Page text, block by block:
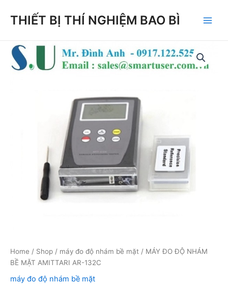
THIẾT BỊ THÍ NGHIỆM BAO BÌ
Home / Shop / máy đo độ nhám bề mặt / MÁY ĐO ĐỘ NHÁM
BỀ MẶT AMITTARI AR-132C
máy đo độ nhám bề mặt